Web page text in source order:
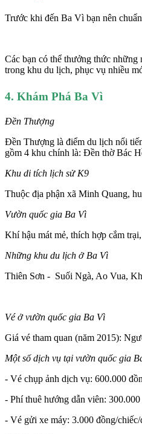
Trước khi đến Ba Vì bạn nên
Các bạn có thể thưởng thức
trong khu du lịch, phục vụ nhiều
4. Khám Phá Ba Vì
Đền Thượng
Đền Thượng là điểm du lịch nổi
gồm 4 khu chính là: Đền thờ Bác
Khu di tích lịch sử K9
Thuộc địa phận xã Minh Quang,
Vườn quốc gia Ba Vì
Khí hậu mát mẻ, thích hợp cắm
Những khu du lịch ở Ba Vì
Thiên Sơn - Suối Ngà, Ao Vua,
Vé ở vườn quốc gia Ba Vì
Giá vé tham quan (năm 2015):
Một số dịch vụ tại vườn quốc gia
- Vé chụp ảnh dịch vụ: 600.000
- Phí thuê hướng dẫn viên:
- Vé gửi xe máy: 3.000 đồng/chiếc/